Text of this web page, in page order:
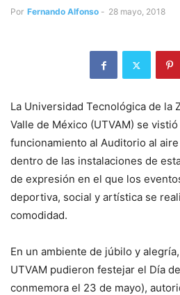
Por Fernando Alfonso - 28 mayo, 2018
La Universidad Tecnológica de la
Valle de México (UTVAM) se
funcionamiento al Auditorio al
dentro de las instalaciones de
de expresión en el que los
deportiva, social y artística se
comodidad.
En un ambiente de júbilo y
UTVAM pudieron festejar el Día
conmemora el 23 de mayo),